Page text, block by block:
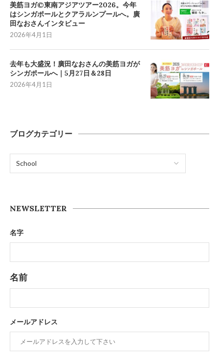
美筋ヨガ©東南アジアツアー2026。今年
はシンガポールとクアラルンプールへ。廣
田なおさんインタビュー
2026年4月1日
去年も大盛況！廣田なおさんの美筋ヨガが
シンガポールへ｜5月27日＆28日
2026年4月1日
ブログカテゴリー
NEWSLETTER
名字
名前
メールアドレス